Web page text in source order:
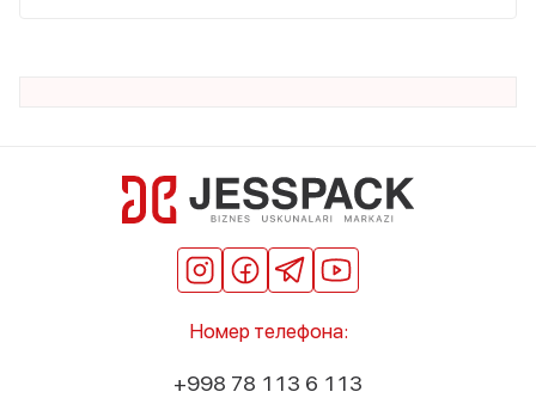
Номер телефона:
+998 78 113 6 113